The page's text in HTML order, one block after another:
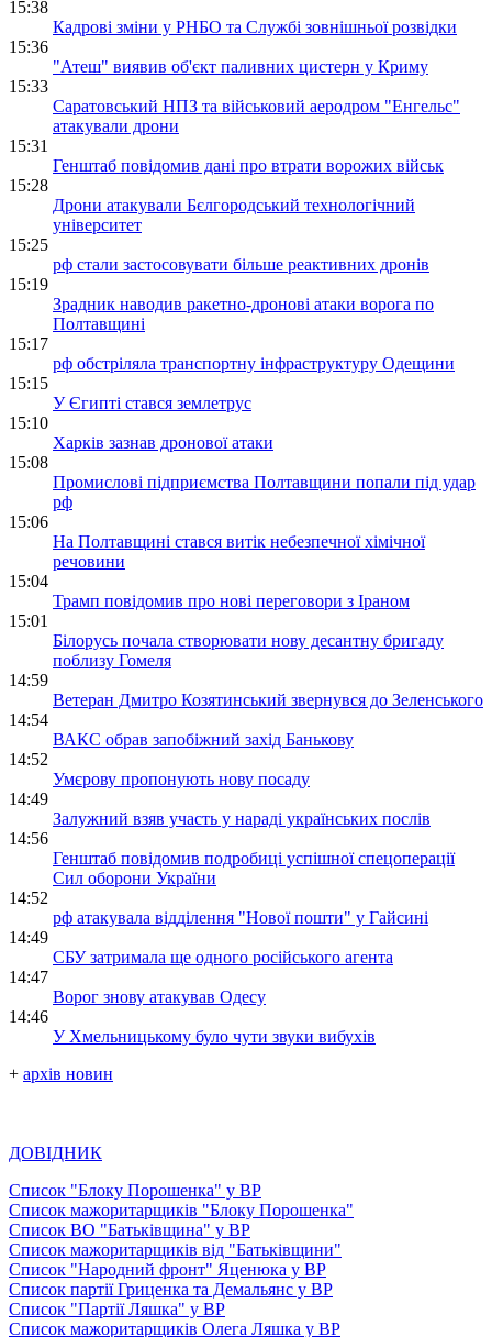
15:38
Кадрові зміни у РНБО та Службі зовнішньої розвідки
15:36
"Атеш" виявив об'єкт паливних цистерн у Криму
15:33
Саратовський НПЗ та військовий аеродром "Енгельс"
атакували дрони
15:31
Генштаб повідомив дані про втрати ворожих військ
15:28
Дрони атакували Бєлгородський технологічний
університет
15:25
рф стали застосовувати більше реактивних дронів
15:19
Зрадник наводив ракетно-дронові атаки ворога по
Полтавщині
15:17
рф обстріляла транспортну інфраструктуру Одещини
15:15
У Єгипті стався землетрус
15:10
Харків зазнав дронової атаки
15:08
Промислові підприємства Полтавщини попали під удар
рф
15:06
На Полтавщині стався витік небезпечної хімічної
речовини
15:04
Трамп повідомив про нові переговори з Іраном
15:01
Білорусь почала створювати нову десантну бригаду
поблизу Гомеля
14:59
Ветеран Дмитро Козятинський звернувся до Зеленського
14:54
ВАКС обрав запобіжний захід Банькову
14:52
Умєрову пропонують нову посаду
14:49
Залужний взяв участь у нараді українських послів
14:56
Генштаб повідомив подробиці успішної спецоперації
Сил оборони України
14:52
рф атакувала відділення "Нової пошти" у Гайсині
14:49
СБУ затримала ще одного російського агента
14:47
Ворог знову атакував Одесу
14:46
У Хмельницькому було чути звуки вибухів
+ архів новин
ДОВІДНИК
Список "Блоку Порошенка" у ВР
Список мажоритарщиків "Блоку Порошенка"
Список ВО "Батьківщина" у ВР
Список мажоритарщиків від "Батьківщини"
Список "Народний фронт" Яценюка у ВР
Список партії Гриценка та Демальянс у ВР
Список "Партії Ляшка" у ВР
Список мажоритарщиків Олега Ляшка у ВР